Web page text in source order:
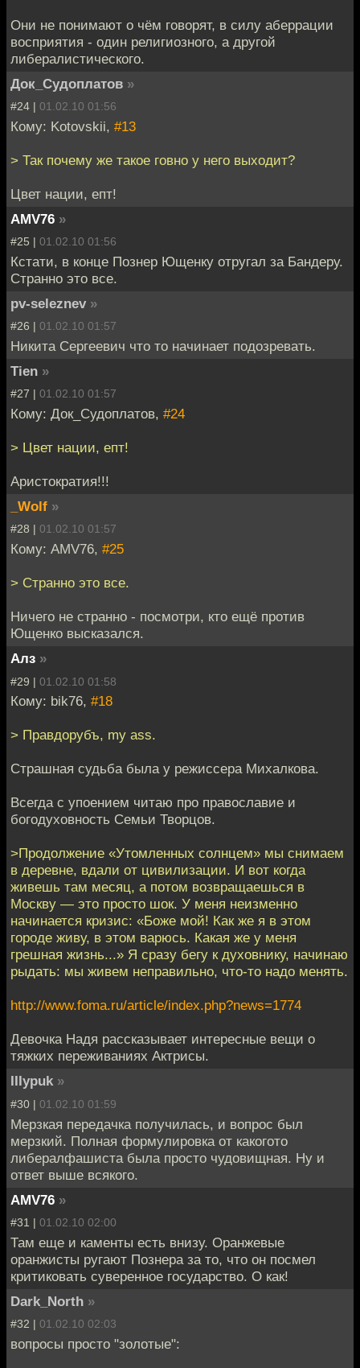
Они не понимают о чём говорят, в силу аберрации
восприятия - один религиозного, а другой
либералистического.
Док_Судоплатов »
#24 | 01.02.10 01:56
Кому: Kotovskii, #13
> Так почему же такое говно у него выходит?
Цвет нации, епт!
AMV76 »
#25 | 01.02.10 01:56
Кстати, в конце Познер Ющенку отругал за Бандеру.
Странно это все.
pv-seleznev »
#26 | 01.02.10 01:57
Никита Сергеевич что то начинает подозревать.
Tien »
#27 | 01.02.10 01:57
Кому: Док_Судоплатов, #24
> Цвет нации, епт!
Аристократия!!!
_Wolf »
#28 | 01.02.10 01:57
Кому: AMV76, #25
> Странно это все.
Ничего не странно - посмотри, кто ещё против
Ющенко высказался.
Алз »
#29 | 01.02.10 01:58
Кому: bik76, #18
> Правдорубъ, my ass.
Страшная судьба была у режиссера Михалкова.
Всегда с упоением читаю про православие и
богодуховность Семьи Творцов.
>Продолжение «Утомленных солнцем» мы снимаем
в деревне, вдали от цивилизации. И вот когда
живешь там месяц, а потом возвращаешься в
Москву — это просто шок. У меня неизменно
начинается кризис: «Боже мой! Как же я в этом
городе живу, в этом варюсь. Какая же у меня
грешная жизнь...» Я сразу бегу к духовнику, начинаю
рыдать: мы живем неправильно, что-то надо менять.
http://www.foma.ru/article/index.php?news=1774
Девочка Надя рассказывает интересные вещи о
тяжких переживаниях Актрисы.
IIIypuk »
#30 | 01.02.10 01:59
Мерзкая передачка получилась, и вопрос был
мерзкий. Полная формулировка от какогото
либералфашиста была просто чудовищная. Ну и
ответ выше всякого.
AMV76 »
#31 | 01.02.10 02:00
Там еще и каменты есть внизу. Оранжевые
оранжисты ругают Познера за то, что он посмел
критиковать суверенное государство. О как!
Dark_North »
#32 | 01.02.10 02:03
вопросы просто "золотые":